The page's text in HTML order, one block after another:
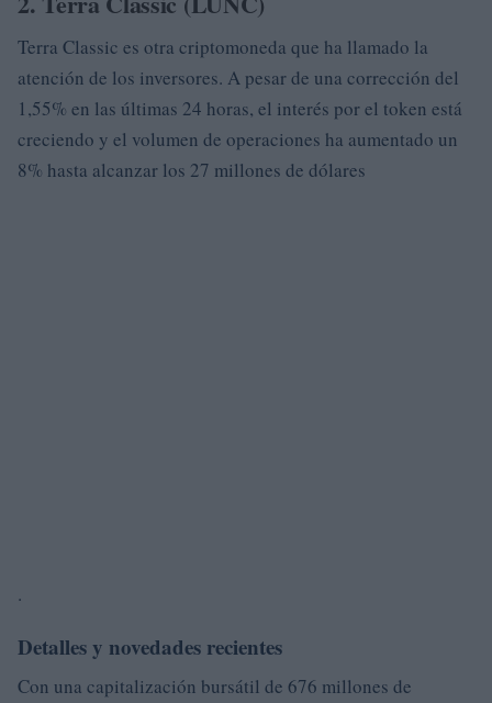
Terra Classic es otra criptomoneda que ha llamado la
atención de los inversores. A pesar de una corrección del
1,55% en las últimas 24 horas, el interés por el token está
creciendo y el volumen de operaciones ha aumentado un
8% hasta alcanzar los 27 millones de dólares
.
Detalles y novedades recientes
Con una capitalización bursátil de 676 millones de